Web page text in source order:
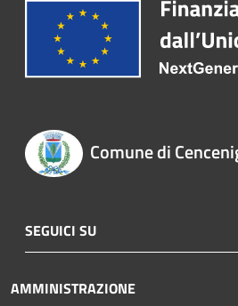
Comune di
SEGUICI SU
AMMINISTRAZIONE